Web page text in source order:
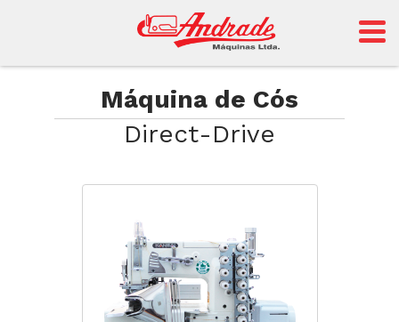
Andrade
Máquina de Cós
Direct-Drive